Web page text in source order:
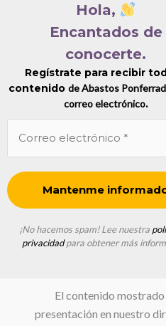
Hola,
Encantados de
conocerte.
Regístrate para recibir
contenidode Abastos
correo electrónico.
¡No hacemos spam! Lee nuestra
privacidadpara obtener más
El contenido
presentación en nuestro